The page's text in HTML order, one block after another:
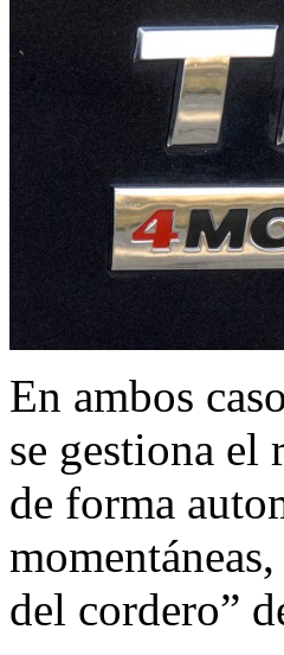
En ambos
se gestiona el
de forma
del cordero”